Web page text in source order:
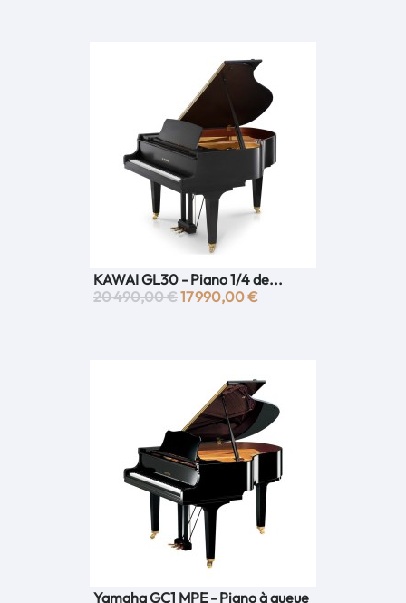
KAWAI GL30 - Piano 1/4 de...
20 490,00 €17 990,00 €
Yamaha GC1 MPE - Piano à queue